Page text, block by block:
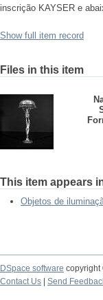
inscrição KAYSER e
Show full item record
Files in this item
This item appears
Objetos de
DSpace software copyright
Contact Us
Send